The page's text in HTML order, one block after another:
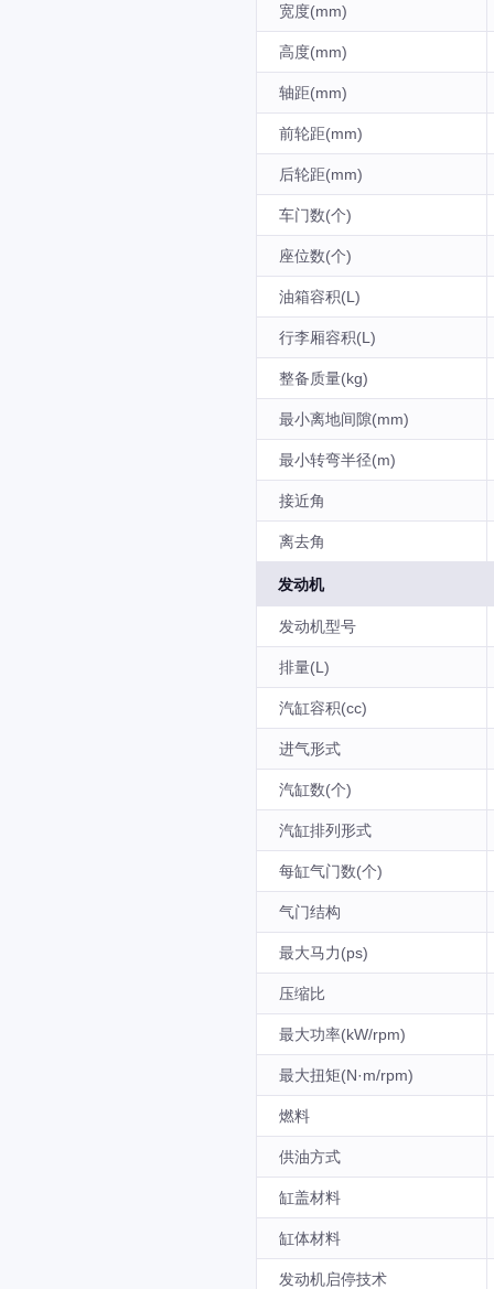
宽度(mm)
高度(mm)
轴距(mm)
前轮距(mm)
后轮距(mm)
车门数(个)
座位数(个)
油箱容积(L)
行李厢容积(L)
整备质量(kg)
最小离地间隙(mm)
最小转弯半径(m)
接近角
离去角
发动机
发动机型号
排量(L)
汽缸容积(cc)
进气形式
汽缸数(个)
汽缸排列形式
每缸气门数(个)
气门结构
最大马力(ps)
压缩比
最大功率(kW/rpm)
最大扭矩(N·m/rpm)
燃料
供油方式
缸盖材料
缸体材料
发动机启停技术